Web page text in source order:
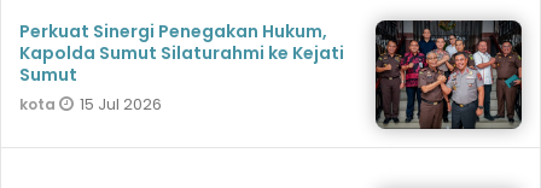
Perkuat Sinergi Penegakan Hukum,
Kapolda Sumut Silaturahmi ke Kejati
Sumut
kota 15 Jul 2026